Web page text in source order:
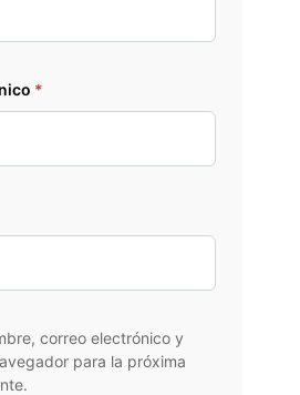
*
correo electrónico y
para la próxima